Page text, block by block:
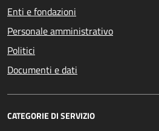
Enti e fondazioni
Personale amministrativo
Politici
Documenti e dati
CATEGORIE DI SERVIZIO